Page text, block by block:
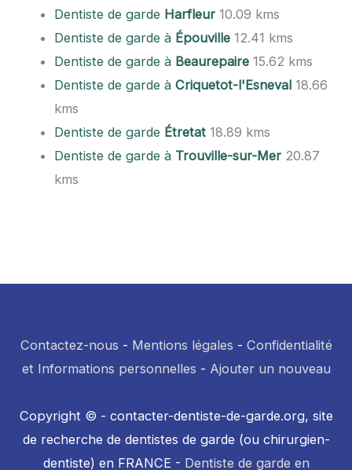
Dentiste de garde Harfleur 10.09 kms
Dentiste de garde à Épouville 12.41 kms
Dentiste de garde à Beaurepaire 15.62 kms
Dentiste de garde àCriquetot-l'Esneval 18.66
kms
Dentiste de garde Étretat 18.89 kms
Dentiste de garde à Trouville-sur-Mer 20.87
kms
Contactez-nous - Mentions légales - Confidentialité
et Informations personnelles - Ajouter un nouveau
Copyright © - contacter-dentiste-de-garde.org, site
de recherche de dentistes de garde (ou chirurgien-
dentiste) en FRANCE - Dentiste de garde en